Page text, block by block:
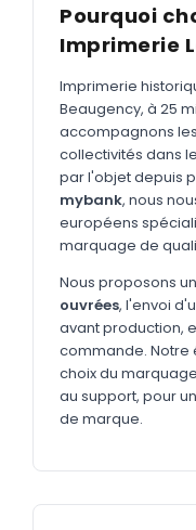
Adhésifs vitrine
Tee-shirts Nouveau
Polos Nouveau
Sweatshirts
GOODIES
Bureau & écriture
Sacs & voyages
Verres & déjeuner
Technologie
Vêtements
Outils & porte-
Pourquoi
Imprimerie
Imprimerie
Beaugency, à 25
accompagnons
collectivités dans
par l'objet depuis
mybank, nous
européens
marquage de
Nous proposons un
ouvrées, l'envoi
avant production,
commande. Notre
choix du
au support, pour
de marque.